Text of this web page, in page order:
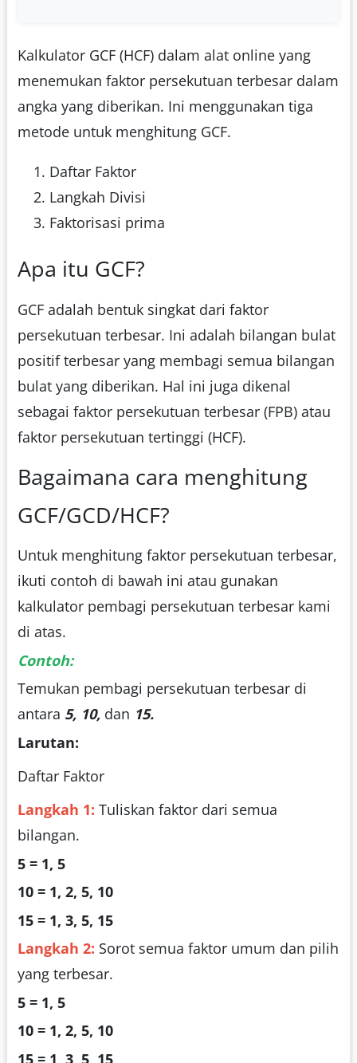
Kalkulator GCF (HCF) dalam alat online yang
menemukan faktor persekutuan terbesar dalam
angka yang diberikan. Ini menggunakan tiga
metode untuk menghitung GCF.
Daftar Faktor
Langkah Divisi
Faktorisasi prima
Apa itu GCF?
GCF adalah bentuk singkat dari faktor
persekutuan terbesar. Ini adalah bilangan bulat
positif terbesar yang membagi semua bilangan
bulat yang diberikan. Hal ini juga dikenal
sebagai faktor persekutuan terbesar (FPB) atau
faktor persekutuan tertinggi (HCF).
Bagaimana cara menghitung
GCF/GCD/HCF?
Untuk menghitung faktor persekutuan terbesar,
ikuti contoh di bawah ini atau gunakan
kalkulator pembagi persekutuan terbesar kami
di atas.
Contoh:
Temukan pembagi persekutuan terbesar di
antara 5, 10, dan 15.
Larutan:
Daftar Faktor
Langkah 1: Tuliskan faktor dari semua
bilangan.
5 = 1, 5
10 = 1, 2, 5, 10
15 = 1, 3, 5, 15
Langkah 2: Sorot semua faktor umum dan pilih
yang terbesar.
5 = 1, 5
10 = 1, 2, 5, 10
15 = 1, 3, 5, 15